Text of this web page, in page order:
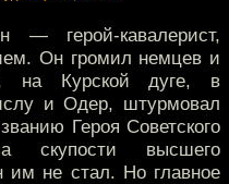
— герой-кавалерист,
Он громил немцев и
на Курской дуге, в
и Одер, штурмовал
Героя Советского
скупости высшего
им не стал. Но главное